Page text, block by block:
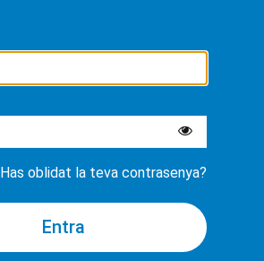
Has oblidat la teva contrasenya?